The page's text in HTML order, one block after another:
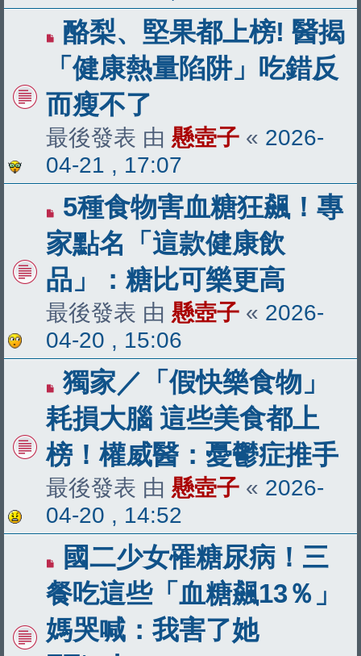
酪梨、堅果都上榜! 醫揭
「健康熱量陷阱」吃錯反
而瘦不了
最後發表 由 懸壺子 « 2026-
04-21 , 17:07
5種食物害血糖狂飆！專
家點名「這款健康飲
品」：糖比可樂更高
最後發表 由 懸壺子 « 2026-
04-20 , 15:06
獨家／「假快樂食物」
耗損大腦 這些美食都上
榜！權威醫：憂鬱症推手
最後發表 由 懸壺子 « 2026-
04-20 , 14:52
國二少女罹糖尿病！三
餐吃這些「血糖飆13％」
媽哭喊：我害了她